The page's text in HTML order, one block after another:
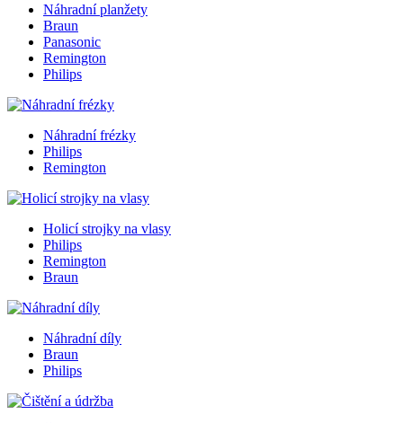
Náhradní planžety
Braun
Panasonic
Remington
Philips
Náhradní frézky
Philips
Remington
Holicí strojky na vlasy
Philips
Remington
Braun
Náhradní díly
Braun
Philips